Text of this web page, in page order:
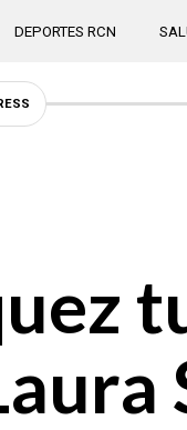
DEPORTES RCN